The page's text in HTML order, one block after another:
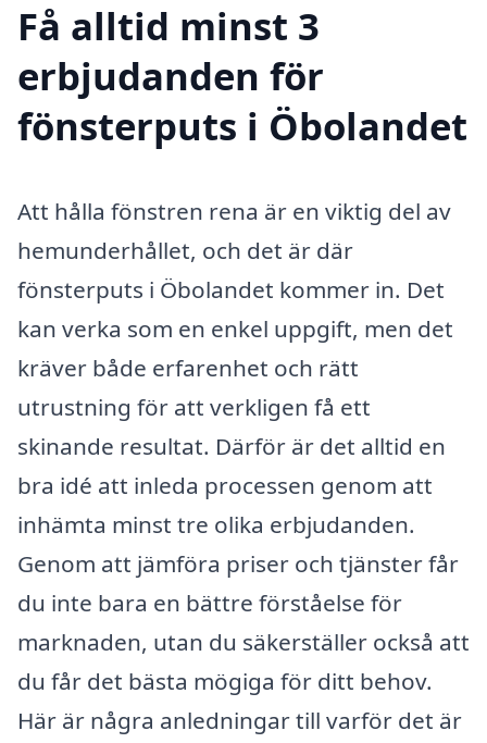
Få alltid minst 3
erbjudanden för
fönsterputs i Öbolandet
Att hålla fönstren rena är en viktig del av
hemunderhållet, och det är där
fönsterputs i Öbolandet kommer in. Det
kan verka som en enkel uppgift, men det
kräver både erfarenhet och rätt
utrustning för att verkligen få ett
skinande resultat. Därför är det alltid en
bra idé att inleda processen genom att
inhämta minst tre olika erbjudanden.
Genom att jämföra priser och tjänster får
du inte bara en bättre förståelse för
marknaden, utan du säkerställer också att
du får det bästa mögiga för ditt behov.
Här är några anledningar till varför det är